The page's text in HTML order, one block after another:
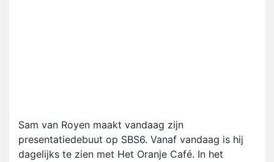
Sam van Royen maakt vandaag zijn
presentatiedebuut op SBS6. Vanaf vandaag is hij
dagelijks te zien met Het Oranje Café. In het